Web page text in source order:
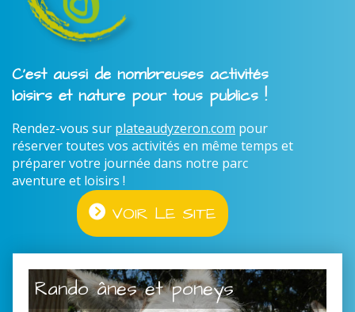
C'est aussi de nombreuses activités
loisirs et nature pour tous publics !
Rendez-vous sur plateaudyzeron.com pour
réserver toutes vos activités en même temps et
préparer votre journée dans notre parc
aventure et loisirs !
VOIR LE SITE
Rando ânes et poneys